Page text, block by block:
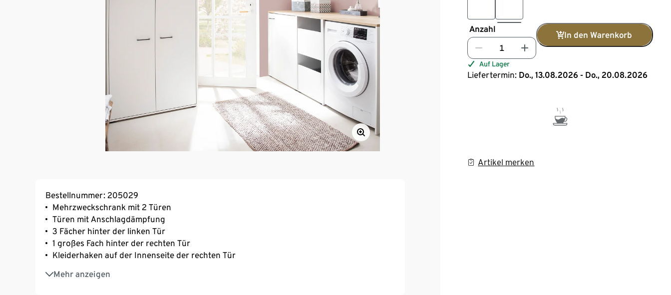
Anzahl
In den Warenkorb
Auf Lager
Liefertermin: Do., 13.08.2026 - Do., 20.08.2026
Artikel merken
Bestellnummer: 205029
Mehrzweckschrank mit 2 Türen
Türen mit Anschlagdämpfung
3 Fächer hinter der linken Tür
1 großes Fach hinter der rechten Tür
Kleiderhaken auf der Innenseite der rechten Tür
Mehr anzeigen
Abdeckplatte in hellem Eichendekor mit fühlbarer Holzstruktur
Möbelgleiter höhenverstellbar, um Unebenheiten im Boden auszugleichen